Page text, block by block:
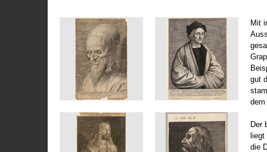
Mit
gut
dem
Der
die